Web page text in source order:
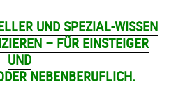
UND SPEZIAL-WISSEN
– FÜR EINSTEIGER
UND
NEBENBERUFLICH.